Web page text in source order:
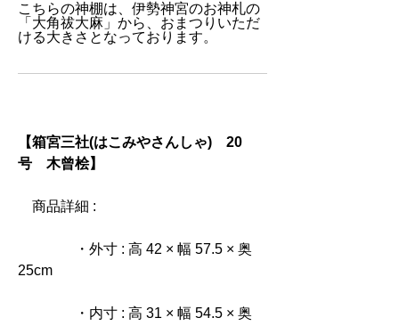
こちらの神棚は、伊勢神宮のお神札の
「大角祓大麻」から、おまつりいただ
ける大きさとなっております。
【箱宮三社(はこみやさんしゃ) 20
号 木曾桧】
商品詳細 :
・外寸 : 高 42 × 幅 57.5 × 奥
25cm
・内寸 : 高 31 × 幅 54.5 × 奥